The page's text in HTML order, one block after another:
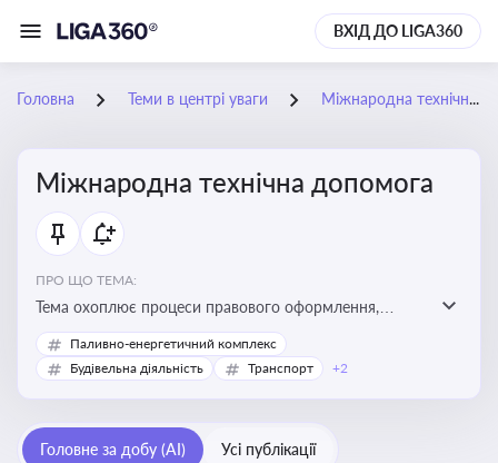
ВХІД ДО LIGA360
Головна Теми в центрі уваги Міжнародна технічна допомога
Міжнародна технічна допомога
ПРО ЩО ТЕМА:
Тема охоплює процеси правового оформлення,
адміністрування і контролю технічної допомоги, що
надається Україні з-за кордону, і є критично
Паливно-енергетичний комплекс
Будівельна діяльність
Транспорт +2
Головне за добу (AI) Усі публікації